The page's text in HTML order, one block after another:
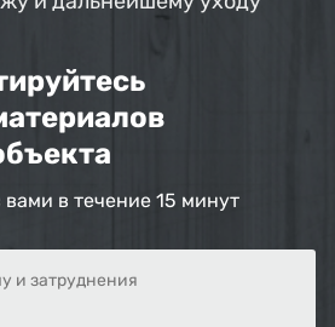
в течение 15 минут